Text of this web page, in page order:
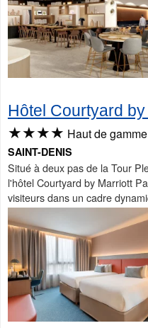
Hôtel Courtyard
★★★★ Haut de gamme
SAINT-DENIS
Situé à deux pas de la Tour
l'hôtel Courtyard by Marriott
visiteurs dans un cadre